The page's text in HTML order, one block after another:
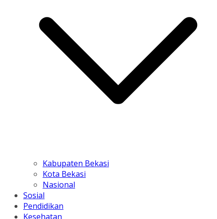
Kabupaten Bekasi
Kota Bekasi
Nasional
Sosial
Pendidikan
Kesehatan